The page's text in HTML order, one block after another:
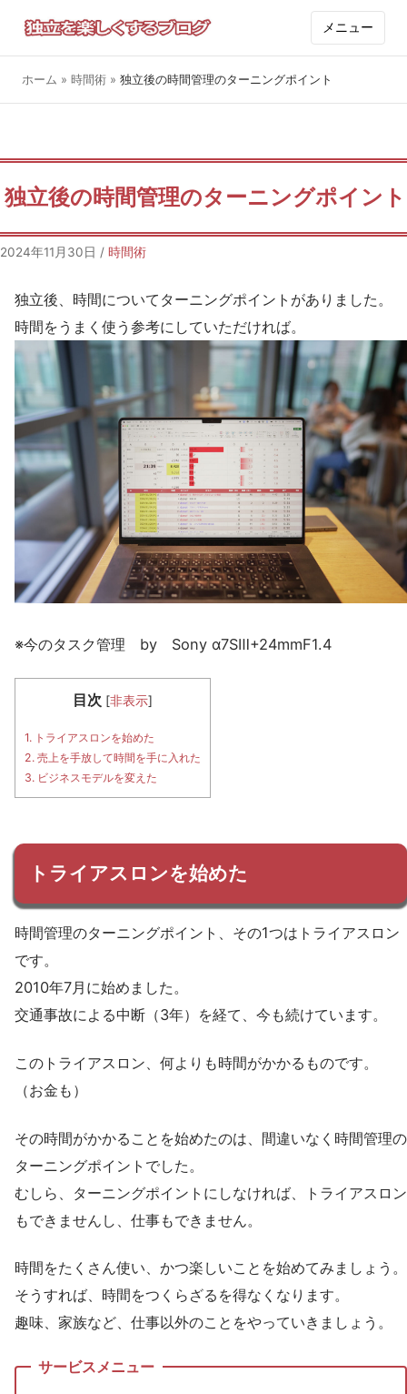
メニュー
ホーム » 時間術 » 独立後の時間管理のターニングポイント
独立後の時間管理のターニングポイント
2024年11月30日 / 時間術
独立後、時間についてターニングポイントがありました。
時間をうまく使う参考にしていただければ。
※今のタスク管理 by Sony α7SⅢ+24mmF1.4
目次 [非表示]
1. トライアスロンを始めた
2. 売上を手放して時間を手に入れた
3. ビジネスモデルを変えた
トライアスロンを始めた
時間管理のターニングポイント、その1つはトライアスロン
です。
2010年7月に始めました。
交通事故による中断（3年）を経て、今も続けています。
このトライアスロン、何よりも時間がかかるものです。
（お金も）
その時間がかかることを始めたのは、間違いなく時間管理の
ターニングポイントでした。
むしら、ターニングポイントにしなければ、トライアスロン
もできませんし、仕事もできません。
時間をたくさん使い、かつ楽しいことを始めてみましょう。
そうすれば、時間をつくらざるを得なくなります。
趣味、家族など、仕事以外のことをやっていきましょう。